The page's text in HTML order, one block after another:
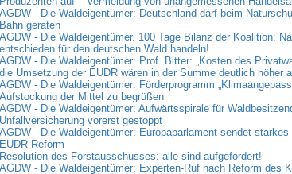
AGDW - Die Waldeigentümer: Deutschland darf beim
Bahn geraten
AGDW - Die Waldeigentümer. 100 Tage Bilanz der Koalition:
entschieden für den deutschen Wald handeln!
AGDW - Die Waldeigentümer: Prof. Bitter: „Kosten des
die Umsetzung der EUDR wären in der Summe deutlich höher
AGDW - Die Waldeigentümer: Förderprogramm
Aufstockung der Mittel zu begrüßen
AGDW - Die Waldeigentümer: Aufwärtsspirale für
Unfallversicherung vorerst gestoppt
AGDW - Die Waldeigentümer: Europaparlament sendet
EUDR-Reform
Resolution des Forstausschusses: alle sind aufgefordert!
AGDW - Die Waldeigentümer: Experten-Ruf nach Reform des